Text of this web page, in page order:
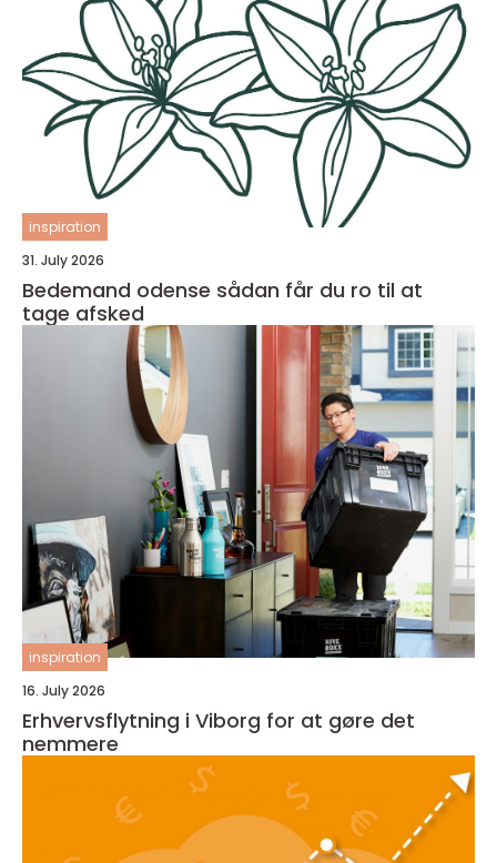
inspiration
31. July 2026
Bedemand odense sådan får du ro til at
tage afsked
inspiration
16. July 2026
Erhvervsflytning i Viborg for at gøre det
nemmere